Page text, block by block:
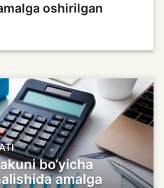
oshirilgan
bo‘yicha
amalga